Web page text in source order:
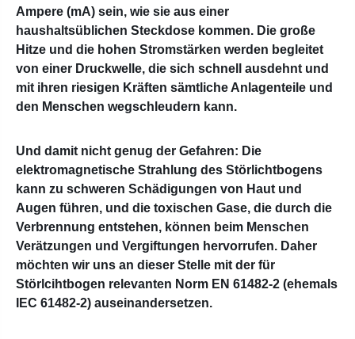
Ampere (mA) sein, wie sie aus einer
haushaltsüblichen Steckdose kommen. Die große
Hitze und die hohen Stromstärken werden begleitet
von einer Druckwelle, die sich schnell ausdehnt und
mit ihren riesigen Kräften sämtliche Anlagenteile und
den Menschen wegschleudern kann.
Und damit nicht genug der Gefahren: Die
elektromagnetische Strahlung des Störlichtbogens
kann zu schweren Schädigungen von Haut und
Augen führen, und die toxischen Gase, die durch die
Verbrennung entstehen, können beim Menschen
Verätzungen und Vergiftungen hervorrufen. Daher
möchten wir uns an dieser Stelle mit der für
Störlcihtbogen relevanten Norm EN 61482-2 (ehemals
IEC 61482-2) auseinandersetzen.